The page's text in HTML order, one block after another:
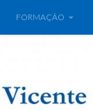
FORMAÇÃO